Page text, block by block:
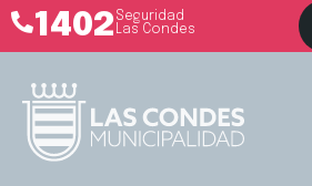
1402 Seguridad
Las Condes